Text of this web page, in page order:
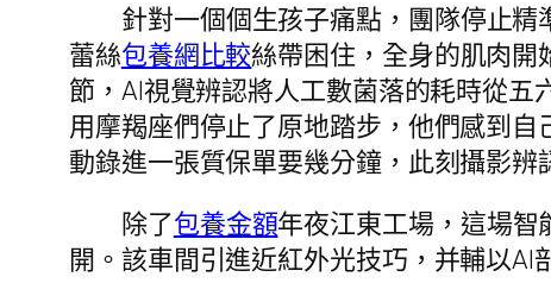
針對一個個生孩子痛點，團隊停止
蕾絲包養網比較絲帶困住，全身的肌肉開
節，AI視覺辨認將人工數菌落的耗時從
用摩羯座們停止了原地踏步，他們感到
動錄進一張質保單要幾分鐘，此刻攝影
除了包養金額年夜江東工場，這場
開。該車間引進近紅外光技巧，并輔以AI